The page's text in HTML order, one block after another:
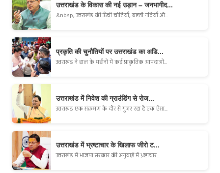
उत्तराखंड के विकास की नई उड़ान – जनभागीद...
&nbsp; उत्तराखंड की ऊँची चोटियाँ, बहती नदियाँ औ...
प्रकृति की चुनौतियों पर उत्तराखंड का अडि...
उत्तराखंड ने हाल के महीनों में कई प्राकृतिक आपदाओं...
उत्तराखंड में निवेश की ग्राउंडिंग से रोज...
उत्तराखंड एक संक्रमण के दौर से गुजर रहा है एक ऐसा...
उत्तराखंड में भ्रष्टाचार के खिलाफ जीरो ट...
उत्तराखंड में भाजपा सरकार की अगुवाई में भ्रष्टाचार...